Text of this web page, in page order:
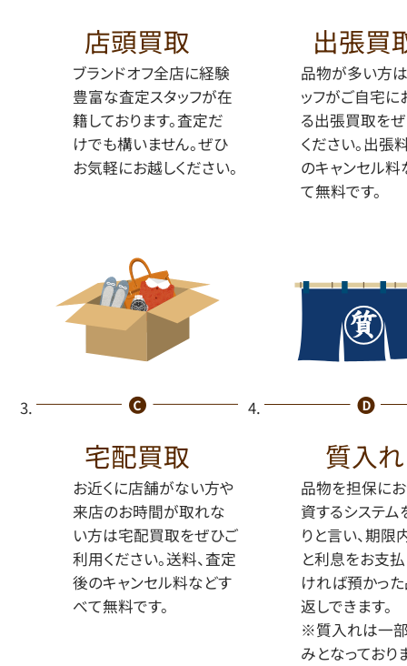
店頭買取
ブランドオフ全店に経験
豊富な査定スタッフが在
籍しております。査定だ
けでも構いません。ぜひ
お気軽にお越しください。
出張買
品物が多い方
ッフがご自宅に
る出張買取を
ください。出張
のキャンセル料
て無料です。
宅配買取
お近くに店舗がない方や
来店のお時間が取れな
い方は宅配買取をぜひご
利用ください。送料、査定
後のキャンセル料などす
べて無料です。
質入れ
品物を担保に
資するシステム
りと言い、期限
と利息をお支
ければ預かっ
返しできます。
※質入れは一
みとなっており